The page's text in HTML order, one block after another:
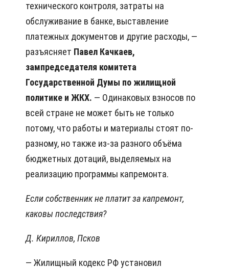
технического контроля, затраты на
обслуживание в банке, выставление
платежных документов и другие расходы, —
разъясняет Павел Качкаев,
зампредседателя комитета
Государственной Думы по жилищной
политике и ЖКХ. — Одинаковых взносов по
всей стране не может быть не только
потому, что работы и материалы стоят по-
разному, но также из-за разного объёма
бюджетных дотаций, выделяемых на
реализацию программы капремонта.
Если собственник не платит за капремонт,
каковы последствия?
Д. Кириллов, Псков
— Жилищный кодекс РФ установил